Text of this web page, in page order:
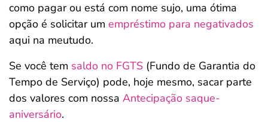
como pagar ou está com nome sujo, uma ótima
opção é solicitar um empréstimo para negativados
aqui na meutudo.
Se você tem saldo no FGTS (Fundo de Garantia do
Tempo de Serviço) pode, hoje mesmo, sacar parte
dos valores com nossa Antecipação saque-
aniversário.